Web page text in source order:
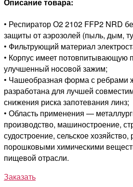
Описание товара:
• Респиратор О2 2102 FFP2 NRD
защиты от аэрозолей (пыль, дым,
• Фильтрующий материал
• Корпус имеет потовпитывающую
улучшенный носовой зажим;
• Чашеобразная форма с ребрами
разработана для лучшей
снижения риска запотевания линз;
• Область применения —
производство, машиностроение,
судостроение, сельское хозяйство,
порошковыми химическими
пищевой отрасли.
Заказать